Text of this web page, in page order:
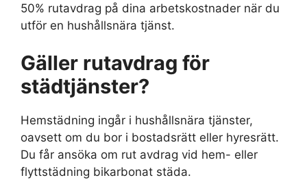
50% rutavdrag på dina arbetskostnader när du
utför en hushållsnära tjänst.
Gäller rutavdrag för
städtjänster?
Hemstädning ingår i hushållsnära tjänster,
oavsett om du bor i bostadsrätt eller hyresrätt.
Du får ansöka om rut avdrag vid hem- eller
flyttstädning bikarbonat städa.